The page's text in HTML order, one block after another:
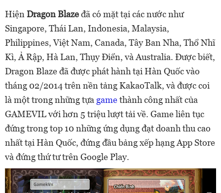
Hiện Dragon Blazeđã có mặt tại các nước như
Singapore, Thái Lan, Indonesia, Malaysia,
Philippines, Việt Nam, Canada, Tây Ban Nha, Thổ Nhĩ
Kì, Ả Rập, Hà Lan, Thụy Điển, và Australia. Được biết,
Dragon Blaze đã được phát hành tại Hàn Quốc vào
tháng 02/2014 trên nền tảng KakaoTalk, và được coi
là một trong những tựa gamethành công nhất của
GAMEVIL với hơn 5 triệu lượt tải về. Game liên tục
đứng trong top 10 những ứng dụng đạt doanh thu cao
nhất tại Hàn Quốc, đứng đầu bảng xếp hạng App Store
và đứng thứ tư trên Google Play.